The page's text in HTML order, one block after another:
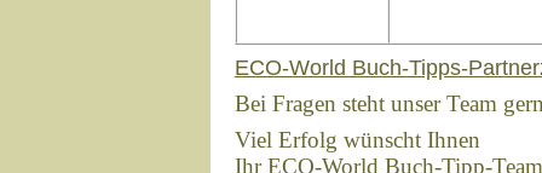
ECO-World Buch-Tipps-
Bei Fragen steht unser Team
Viel Erfolg wünscht Ihnen
Ihr ECO-World Buch-Tipp-Team